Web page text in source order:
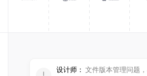
设计师： 文件版本管理问题